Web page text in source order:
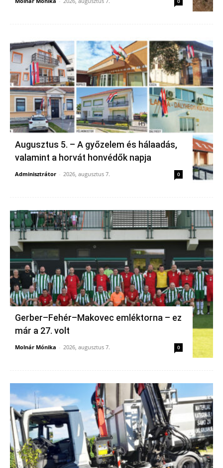
Augusztus 5. – A győzelem és hálaadás,
valamint a horvát honvédők napja
Adminisztrátor - 2026, augusztus 7. 0
Gerber–Fehér–Makovec emléktorna – ez
már a 27. volt
Molnár Mónika - 2026, augusztus 7. 0